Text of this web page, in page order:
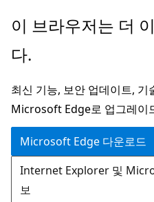
주
콘
츠
로
건
너
뛰
기
이 브라우저는 더
다.
최신 기능, 보안 업데이트, 기
Microsoft Edge로 업그레이
Microsoft Edge 다운로드
Internet Explorer 및
보